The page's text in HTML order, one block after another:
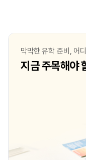
막막한 유학 준비, 어
지금 주목해야